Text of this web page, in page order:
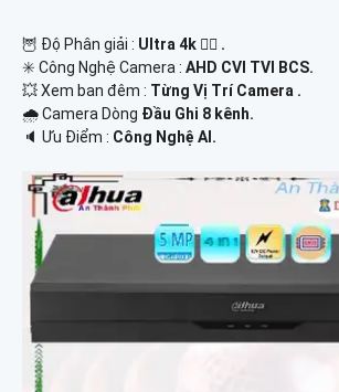
🦉 Độ Phân giải : Ultra 4k 👍🏾 .
✳️ Công Nghệ Camera : AHD CVI TVI BCS.
💥 Xem ban đêm : Từng Vị Trí Camera .
🌧️ Camera Dòng Đầu Ghi 8 kênh.
️🔈 Ưu Điểm : Công Nghệ AI.